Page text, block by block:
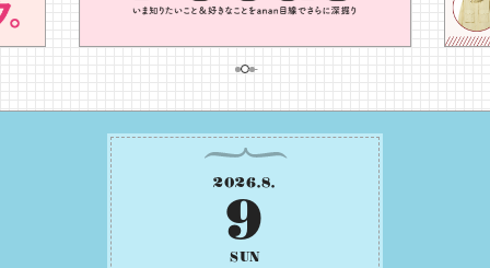
2026.8.
9
SUN